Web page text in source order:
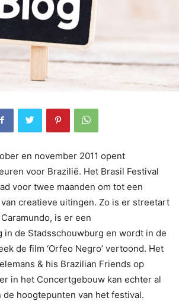
en november 2011 opent
voor Brazilië. Het Brasil Festival
voor twee maanden om tot een
creatieve uitingen. Zo is er streetart
is er een
de Stadsschouwburg en wordt in de
de film ‘Orfeo Negro’ vertoond. Het
& his Brazilian Friends op
in het Concertgebouw kan echter al
de hoogtepunten van het festival.